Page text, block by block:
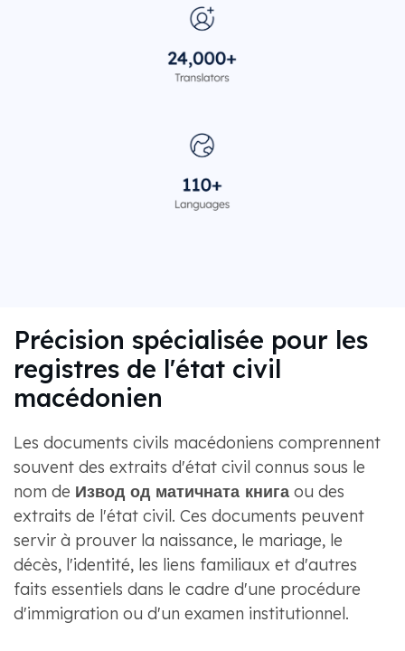
Précision spécialisée pour les
registres de l'état civil
macédonien
Les documents civils macédoniens comprennent
souvent des extraits d'état civil connus sous le
nom de Извод од матичната книгаou des
extraits de l'état civil. Ces documents peuvent
servir à prouver la naissance, le mariage, le
décès, l'identité, les liens familiaux et d'autres
faits essentiels dans le cadre d'une procédure
d'immigration ou d'un examen institutionnel.